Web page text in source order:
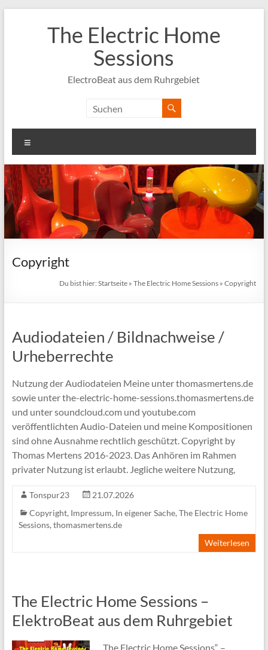
The Electric Home
Sessions
ElectroBeat aus dem Ruhrgebiet
Copyright
Du bist hier:Startseite »The Electric Home Sessions »Copyright
Audiodateien / Bildnachweise /
Urheberrechte
Nutzung der Audiodateien Meine unter thomasmertens.de
sowie unter the-electric-home-sessions.thomasmertens.de
und unter soundcloud.com und youtube.com
veröffentlichten Audio-Dateien und meine Kompositionen
sind ohne Ausnahme rechtlich geschützt. Copyright by
Thomas Mertens 2016-2023. Das Anhören im Rahmen
privater Nutzung ist erlaubt. Jegliche weitere Nutzung,
Tonspur23
21.07.2026
Copyright, Impressum, In eigener Sache, The Electric Home
Sessions, thomasmertens.de
Weiterlesen
The Electric Home Sessions –
ElektroBeat aus dem Ruhrgebiet
„The Electric Home Sessions“ –